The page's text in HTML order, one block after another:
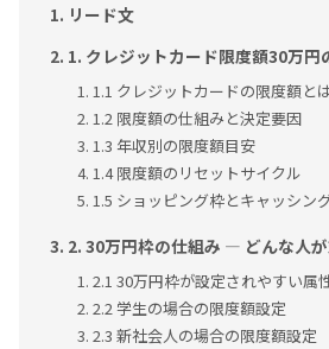
リード文
1. クレジットカード限度額30万円
1.1 クレジットカードの限度額と
1.2 限度額の仕組みと決定要因
1.3 年収別の限度額目安
1.4 限度額のリセットサイクル
1.5 ショッピング枠とキャッシン
2. 30万円枠の仕組み ― どんな人
2.1 30万円枠が設定されやすい属
2.2 学生の場合の限度額設定
2.3 新社会人の場合の限度額設定